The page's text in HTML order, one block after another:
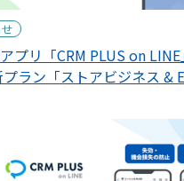
プリ「CRM PLUS on
ラン「ストアビジネス &